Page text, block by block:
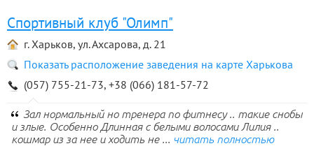
Спортивный клуб "Олимп"
г. Харьков, ул. Ахсарова, д. 21
Показать расположение заведения на карте Харькова
(057) 755-21-73, +38 (066) 181-57-72
Зал нормальный но тренера по фитнесу .. такие снобы
и злые. Особенно Длинная с белыми волосами Лилия ..
кошмар из за нее и ходить не ... читать полностью